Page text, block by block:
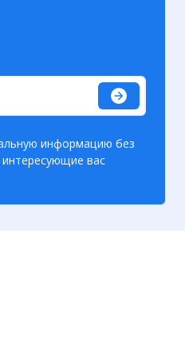
информацию без
вас